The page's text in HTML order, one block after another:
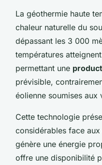
La géothermie haute
chaleur naturelle du
dépassant les 3 000
températures
permettant une
prévisible,
éolienne soumises aux
Cette technologie
considérables face
génère une énergie
offre une disponibilité